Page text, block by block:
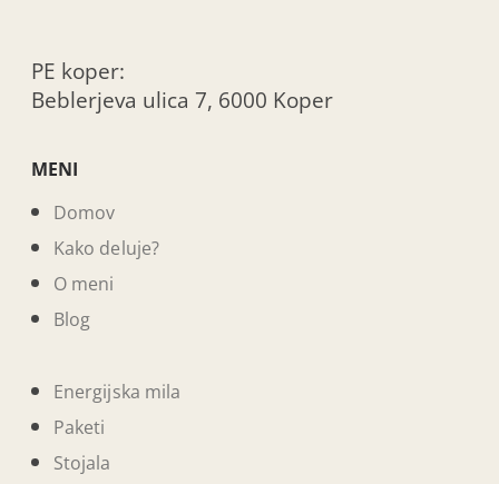
PE koper:
Beblerjeva ulica 7, 6000 Koper
MENI
Domov
Kako deluje?
O meni
Blog
Energijska mila
Paketi
Stojala